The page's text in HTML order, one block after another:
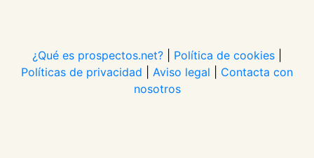
¿Qué es prospectos.net? Política de cookies
Políticas de privacidad
Aviso legal
Contacta con
nosotros